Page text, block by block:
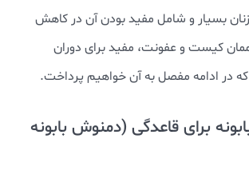
زنان بسیار و شامل مفید بودن آن در کاهش
کیست و عفونت، مفید برای دوران
در ادامه مفصل به آن خواهیم پرداخت.
برای قاعدگی (دمنوش بابونه